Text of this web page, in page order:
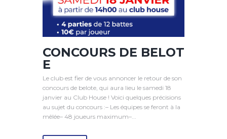
CONCOURS DE BELOT
E
Le club est fier de vous annoncer le retour de son
concours de belote, qui aura lieu le samedi 18
janvier au Club House ! Voici quelques précisions
au sujet du concours :– Les équipes se feront à la
mêlée– 48 joueurs maximum–...